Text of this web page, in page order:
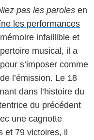
pas les paroles en
les performances
infaillible et
musical, il a
s’imposer comme
l’émission. Le 18
dans l’histoire du
du précédent
une cagnotte
et 79 victoires, il